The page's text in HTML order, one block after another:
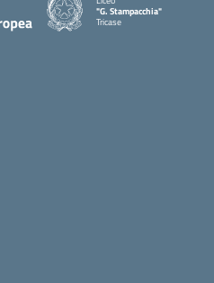
"G. Stampacchia"
Tricase